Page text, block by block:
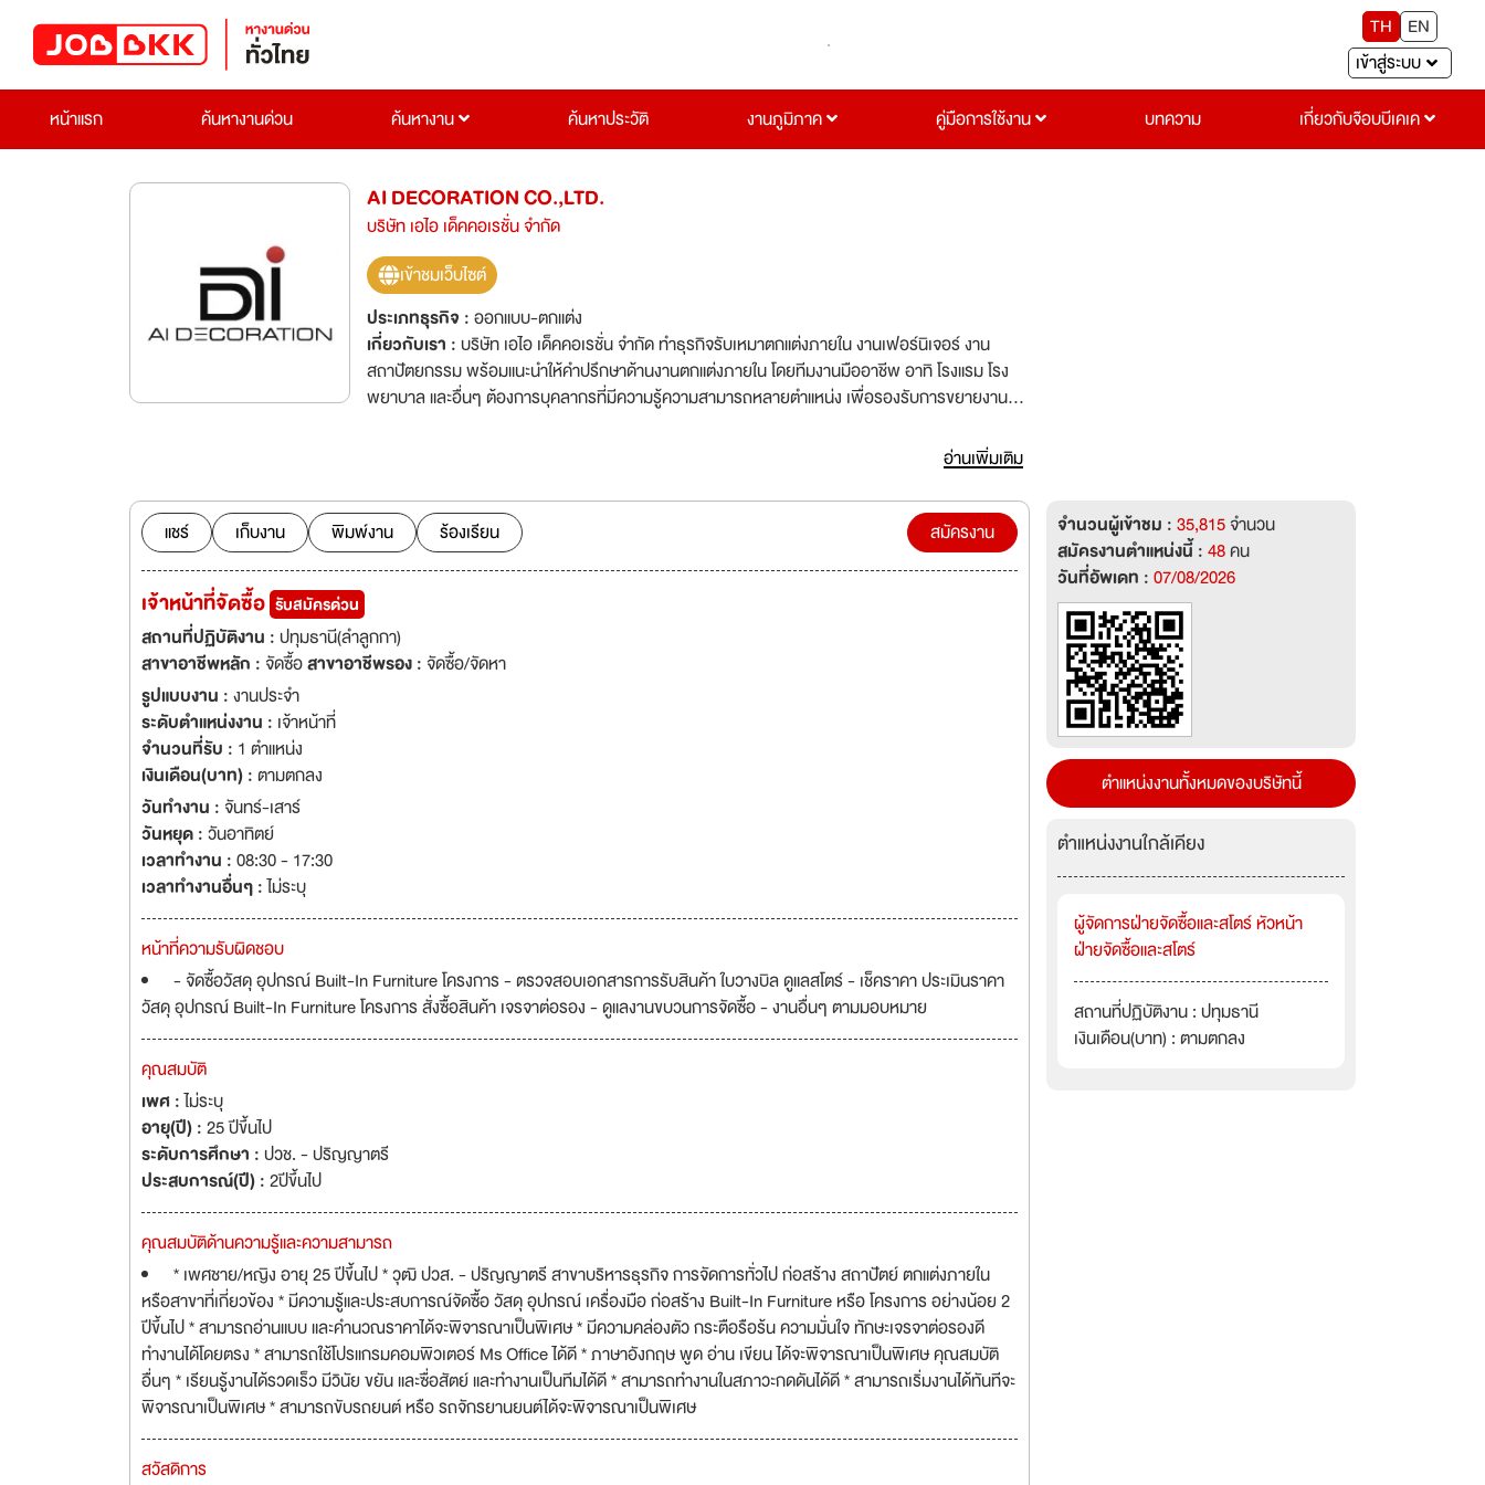
TH
EN
เข้าสู่ระบบ
หน้าแรก
ค้นหางานด่วน ค้นหางาน ค้นหาประวัติ งานภูมิภาค คู่มือการใช้งาน บทความ เกี่ยวกับจ๊อบบีเคเค
AI DECORATION CO.,LTD.
บริษัท เอไอ เด็คคอเรชั่น จำกัด
เข้าชมเว็บไซต์
ประเภทธุรกิจ :ออกแบบ-ตกแต่ง
เกี่ยวกับเรา :บริษัท เอไอ เด็คคอเรชั่น จำกัด ทำธุรกิจรับเหมาตกแต่งภายใน งานเฟอร์นิเจอร์ งาน
สถาปัตยกรรม พร้อมแนะนำให้คำปรึกษาด้านงานตกแต่งภายใน โดยทีมงานมืออาชีพ อาทิ โรงแรม โรง
พยาบาล และอื่นๆ ต้องการบุคลากรที่มีความรู้ความสามารถหลายตำแหน่ง เพื่อรองรับการขยายงาน
อ่านเพิ่มเติม
แชร์ เก็บงาน พิมพ์งาน ร้องเรียน สมัครงาน
เจ้าหน้าที่จัดซื้อ รับสมัครด่วน
สถานที่ปฏิบัติงาน :ปทุมธานี(ลำลูกกา)
สาขาอาชีพหลัก : จัดซื้อสาขาอาชีพรอง : จัดซื้อ/จัดหา
รูปแบบงาน :งานประจำ
ระดับตำแหน่งงาน : เจ้าหน้าที่
จำนวนที่รับ : 1 ตำแหน่ง
เงินเดือน(บาท) :ตามตกลง
วันทำงาน : จันทร์-เสาร์
วันหยุด :วันอาทิตย์
เวลาทำงาน :08:30 - 17:30
เวลาทำงานอื่นๆ :ไม่ระบุ
หน้าที่ความรับผิดชอบ
- จัดซื้อวัสดุ อุปกรณ์ Built-In Furniture โครงการ - ตรวจสอบเอกสารการรับสินค้า ใบวางบิล ดูแลสโตร์ - เช็คราคา ประเมินราคา
วัสดุ อุปกรณ์ Built-In Furniture โครงการ สั่งซื้อสินค้า เจรจาต่อรอง - ดูแลงานขบวนการจัดซื้อ - งานอื่นๆ ตามมอบหมาย
คุณสมบัติ
เพศ :ไม่ระบุ
อายุ(ปี) :25 ปีขึ้นไป
ระดับการศึกษา :ปวช. - ปริญญาตรี
ประสบการณ์(ปี) :2ปีขึ้นไป
คุณสมบัติด้านความรู้และความสามารถ
* เพศชาย/หญิง อายุ 25 ปีขึ้นไป * วุฒิ ปวส. - ปริญญาตรี สาขาบริหารธุรกิจ การจัดการทั่วไป ก่อสร้าง สถาปัตย์ ตกแต่งภายใน
หรือสาขาที่เกี่ยวข้อง * มีความรู้และประสบการณ์จัดซื้อ วัสดุ อุปกรณ์ เครื่องมือ ก่อสร้าง Built-In Furniture หรือ โครงการ อย่างน้อย 2
ปีขึ้นไป * สามารถอ่านแบบ และคำนวณราคาได้จะพิจารณาเป็นพิเศษ * มีความคล่องตัว กระตือรือร้น ความมั่นใจ ทักษะเจรจาต่อรองดี
ทำงานได้โดยตรง * สามารถใช้โปรแกรมคอมพิวเตอร์ Ms Office ได้ดี * ภาษาอังกฤษ พูด อ่าน เขียน ได้จะพิจารณาเป็นพิเศษ คุณสมบัติ
อื่นๆ * เรียนรู้งานได้รวดเร็ว มีวินัย ขยัน และซื่อสัตย์ และทำงานเป็นทีมได้ดี * สามารถทำงานในสภาวะกดดันได้ดี * สามารถเริ่มงานได้ทันทีจะ
พิจารณาเป็นพิเศษ * สามารถขับรถยนต์ หรือ รถจักรยานยนต์ได้จะพิจารณาเป็นพิเศษ
สวัสดิการ
จำนวนผู้เข้าชม :35,815จำนวน
สมัครงานตำแหน่งนี้ :48คน
วันที่อัพเดท :07/08/2026
ตำแหน่งงานทั้งหมดของบริษัทนี้
ตำแหน่งงานใกล้เคียง
ผู้จัดการฝ่ายจัดซื้อและสโตร์ หัวหน้า
ฝ่ายจัดซื้อและสโตร์
สถานที่ปฏิบัติงาน : ปทุมธานี
เงินเดือน(บาท) : ตามตกลง